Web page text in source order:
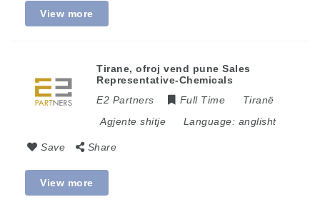
View more
Tirane, ofroj vend pune Sales
Representative-Chemicals
E2 Partners
Full Time
Tiranë
Agjente shitje
Language: anglisht
Save Share
View more